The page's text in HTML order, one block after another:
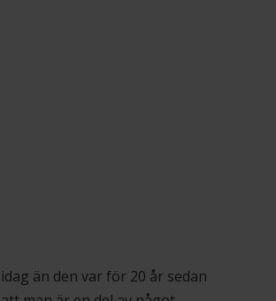
än den var för 20 år sedan